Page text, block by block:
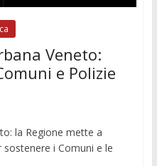
Veneto:
e Polizie
la Regione mette a
i Comuni e le